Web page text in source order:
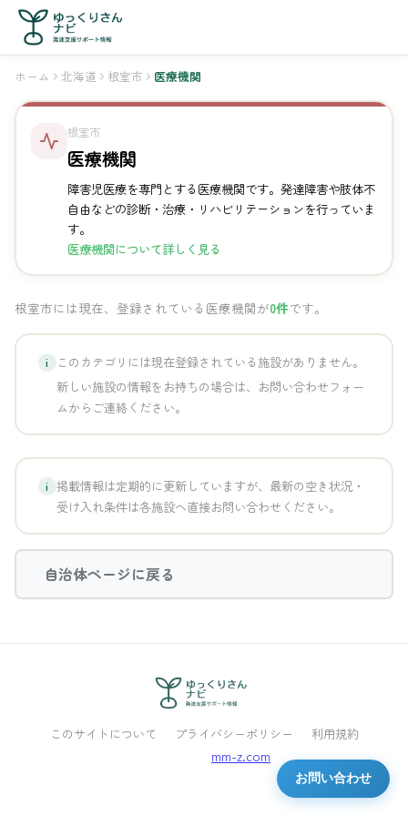
ホーム 北海道 根室市 医療機関
根室市
医療機関
障害児医療を専門とする医療機関です。発達障害や肢体不
自由などの診断・治療・リハビリテーションを行っていま
す。
医療機関について詳しく見る
根室市には現在、登録されている医療機関が0件です。
i
このカテゴリには現在登録されている施設がありません。
新しい施設の情報をお持ちの場合は、お問い合わせフォー
ムからご連絡ください。
i 掲載情報は定期的に更新していますが、最新の空き状況・
受け入れ条件は各施設へ直接お問い合わせください。
自治体ページに戻る
お問い合わせ
このサイトについて プライバシーポリシー 利用規約
mm-z.com